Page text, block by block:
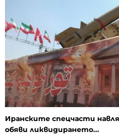
Иранските спецчасти
обяви ликвидирането...